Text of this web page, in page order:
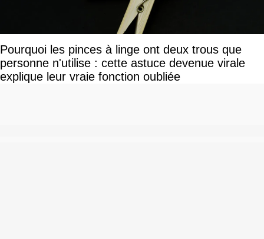
Pourquoi les pinces à linge ont deux trous que
personne n'utilise : cette astuce devenue virale
explique leur vraie fonction oubliée